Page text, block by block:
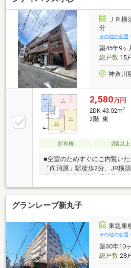
ルオートロックシステム採用
ト飼育可(飼育細則あり）約
ブ、間口6.25メートル・奥行
平米の開放的なバルコニー
ＪＲ横
分
その他の交通
築45年9ヶ
総戸数15
神奈川
2,580万円
2DK 43.02m2
2階 東
所有権 2階以上
■空室のためすぐにご内覧い
「向河原」駅徒歩2分、JR横
る抜群な立地■グランツリー
小杉周辺の大型商業施設も徒
だけます■徒歩5分圏内にコン
常のお買い物も便利♪■駅から
は交通量少なく安心です。■
（2011年5月）・フローリング
え、キッチン・ユニットバス
規交換等■各居室スクエアの形
い間取。収納つきで快適にお
グランレーブ新丸子
東急東
その他の交通
築30年10
総戸数28